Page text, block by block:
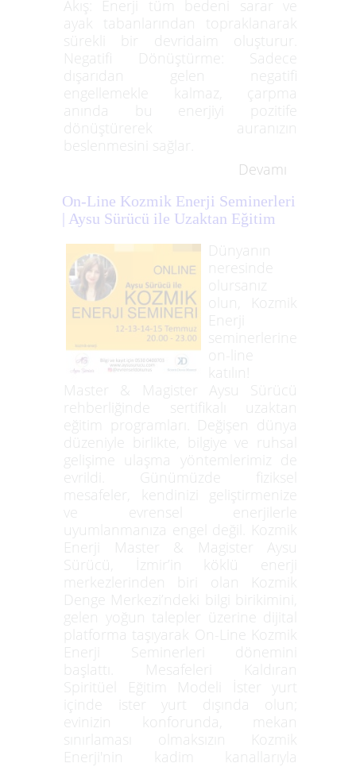
Akış: Enerji tüm bedeni sarar ve
ayak tabanlarından topraklanarak
sürekli bir devridaim oluşturur.
Negatifi Dönüştürme: Sadece
dışarıdan gelen negatifi
engellemekle kalmaz, çarpma
anında bu enerjiyi pozitife
dönüştürerek auranızın
beslenmesini sağlar.
Devamı
On-Line Kozmik Enerji Seminerleri
| Aysu Sürücü ile Uzaktan Eğitim
Dünyanın
neresinde
olursanız
olun, Kozmik
Enerji
seminerlerine
on-line
katılın!
Master & Magister Aysu Sürücü
rehberliğinde sertifikalı uzaktan
eğitim programları. Değişen dünya
düzeniyle birlikte, bilgiye ve ruhsal
gelişime ulaşma yöntemlerimiz de
evrildi. Günümüzde fiziksel
mesafeler, kendinizi geliştirmenize
ve evrensel enerjilerle
uyumlanmanıza engel değil. Kozmik
Enerji Master & Magister Aysu
Sürücü, İzmir’in köklü enerji
merkezlerinden biri olan Kozmik
Denge Merkezi’ndeki bilgi birikimini,
gelen yoğun talepler üzerine dijital
platforma taşıyarak On-Line Kozmik
Enerji Seminerleri dönemini
başlattı. Mesafeleri Kaldıran
Spiritüel Eğitim Modeli İster yurt
içinde ister yurt dışında olun;
evinizin konforunda, mekan
sınırlaması olmaksızın Kozmik
Enerji'nin kadim kanallarıyla